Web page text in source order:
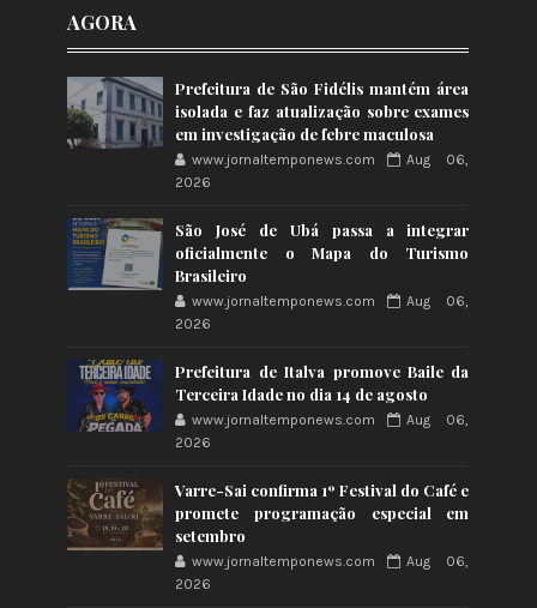
AGORA
Prefeitura de São Fidélis mantém área
isolada e faz atualização sobre exames
em investigação de febre maculosa
www.jornaltemponews.com
Aug 06,
2026
São José de Ubá passa a integrar
oficialmente o Mapa do Turismo
Brasileiro
www.jornaltemponews.com
Aug 06,
2026
Prefeitura de Italva promove Baile da
Terceira Idade no dia 14 de agosto
www.jornaltemponews.com
Aug 06,
2026
Varre-Sai confirma 1º Festival do Café e
promete programação especial em
setembro
www.jornaltemponews.com
Aug 06,
2026